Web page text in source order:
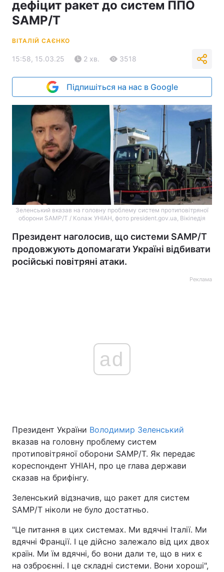
дефіцит ракет до систем ППО
SAMP/T
ВІТАЛІЙ САЄНКО
15:58, 15.03.25 2 хв. 3518
Підпишіться на нас в Google
Зеленський вказав на головну проблему систем протиповітряної
оборони SAMP/T / Колаж УНІАН, фото president.gov.ua, Вікіпедія
Президент наголосив, що системи SAMP/T
продовжують допомагати Україні відбивати
російські повітряні атаки.
Реклама
ad
Президент України Володимир Зеленський
вказав на головну проблему систем
протиповітряної оборони SAMP/T. Як передає
кореспондент УНІАН, про це глава держави
сказав на брифінгу.
Зеленський відзначив, що ракет для систем
SAMP/T ніколи не було достатньо.
"Це питання в цих системах. Ми вдячні Італії. Ми
вдячні Франції. І це дійсно залежало від цих двох
країн. Ми їм вдячні, бо вони дали те, що в них є
на озброєнні. І це складні системи. Вони хороші",